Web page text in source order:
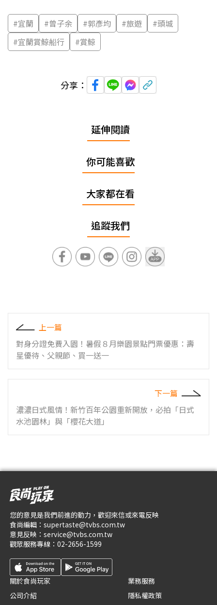
#宜蘭 #曾子余 #郭彥均 #旅遊 #頭城
#宜蘭賞鯨船行 #賞鯨
分享：
延伸閱讀
你可能喜歡
大家都在看
追蹤我們
上一篇
對身分證免費入園！暑假８月樂園景點門票優惠：壽
星優待、父親節、買一送一
下一篇
濃濃日式風情！新竹百年公園重新開放，必拍「日式
水池園林」與「櫻花大道」
您的意見是我們前進的動力，歡迎來信或來電反映
食尚編輯： supertaste@tvbs.com.tw
意見反映： service@tvbs.com.tw
觀眾服務專線： 02-2656-1599
關於食尚玩家
公司介紹
業務服務
隱私權政策